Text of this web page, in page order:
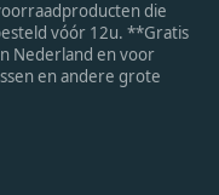
die
vóór 12u. **Gratis
Nederland en voor
en andere grote